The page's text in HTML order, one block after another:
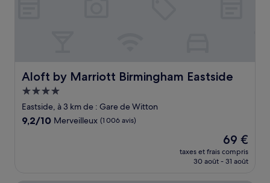
Aloft by Marriott Birmingham Eastside
Aloft by Marriott Birmingham Eastside
Hébergement
4.0 étoiles
Eastside, à 3 km de : Gare de Witton
9.2
9,2/10 Merveilleux (1 006 avis)
Le
nouveau
prix
de
69 €
taxes et frais compris
30 août - 31 août